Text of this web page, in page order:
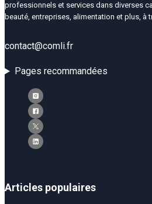
professionnels et services dans diverses
beauté, entreprises, alimentation et plus, à
contact@comli.fr
Pages recommandées
Articles populaires